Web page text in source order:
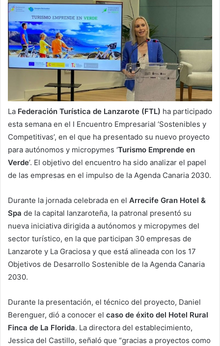
La Federación Turística de Lanzarote (FTL) ha participado
esta semana en el I Encuentro Empresarial ‘Sostenibles y
Competitivas’, en el que ha presentado su nuevo proyecto
para autónomos y micropymes ‘Turismo Emprende en
Verde’. El objetivo del encuentro ha sido analizar el papel
de las empresas en el impulso de la Agenda Canaria 2030.
Durante la jornada celebrada en el Arrecife Gran Hotel &
Spa de la capital lanzaroteña, la patronal presentó su
nueva iniciativa dirigida a autónomos y micropymes del
sector turístico, en la que participan 30 empresas de
Lanzarote y La Graciosa y que está alineada con los 17
Objetivos de Desarrollo Sostenible de la Agenda Canaria
2030.
Durante la presentación, el técnico del proyecto, Daniel
Berenguer, dió a conocer el caso de éxito del Hotel Rural
Finca de La Florida. La directora del establecimiento,
Jessica del Castillo, señaló que “gracias a proyectos como